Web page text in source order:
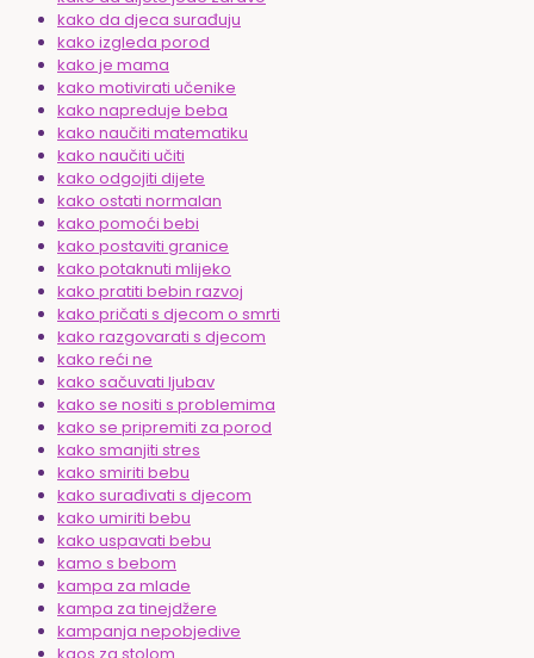
kako da djeca surađuju
kako izgleda porod
kako je mama
kako motivirati učenike
kako napreduje beba
kako naučiti matematiku
kako naučiti učiti
kako odgojiti dijete
kako ostati normalan
kako pomoći bebi
kako postaviti granice
kako potaknuti mlijeko
kako pratiti bebin razvoj
kako pričati s djecom o smrti
kako razgovarati s djecom
kako reći ne
kako sačuvati ljubav
kako se nositi s problemima
kako se pripremiti za porod
kako smanjiti stres
kako smiriti bebu
kako surađivati s djecom
kako umiriti bebu
kako uspavati bebu
kamo s bebom
kampa za mlade
kampa za tinejdžere
kampanja nepobjedive